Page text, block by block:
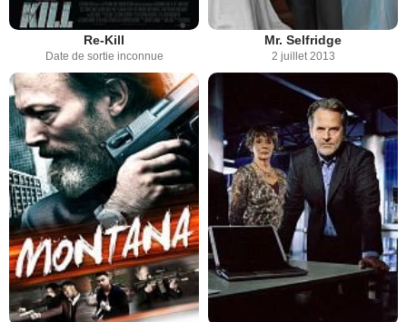
Re-Kill
Date de sortie inconnue
Mr. Selfridge
2 juillet 2013